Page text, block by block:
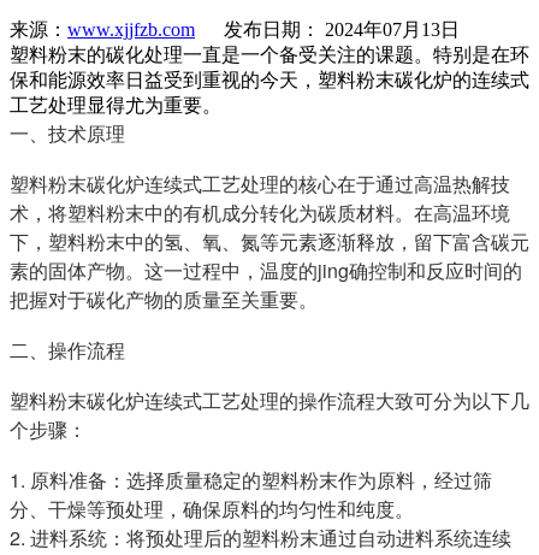
来源： www.xjjfzb.com 发布日期： 2024年07月13日
塑料粉末的碳化处理一直是一个备受关注的课题。特别是在环
保和能源效率日益受到重视的今天，塑料粉末碳化炉的连续式
工艺处理显得尤为重要。
一、技术原理
塑料粉末碳化炉连续式工艺处理的核心在于通过高温热解技
术，将塑料粉末中的有机成分转化为碳质材料。在高温环境
下，塑料粉末中的氢、氧、氮等元素逐渐释放，留下富含碳元
素的固体产物。这一过程中，温度的jing确控制和反应时间的
把握对于碳化产物的质量至关重要。
二、操作流程
塑料粉末碳化炉连续式工艺处理的操作流程大致可分为以下几
个步骤：
1. 原料准备：选择质量稳定的塑料粉末作为原料，经过筛
分、干燥等预处理，确保原料的均匀性和纯度。
2. 进料系统：将预处理后的塑料粉末通过自动进料系统连续